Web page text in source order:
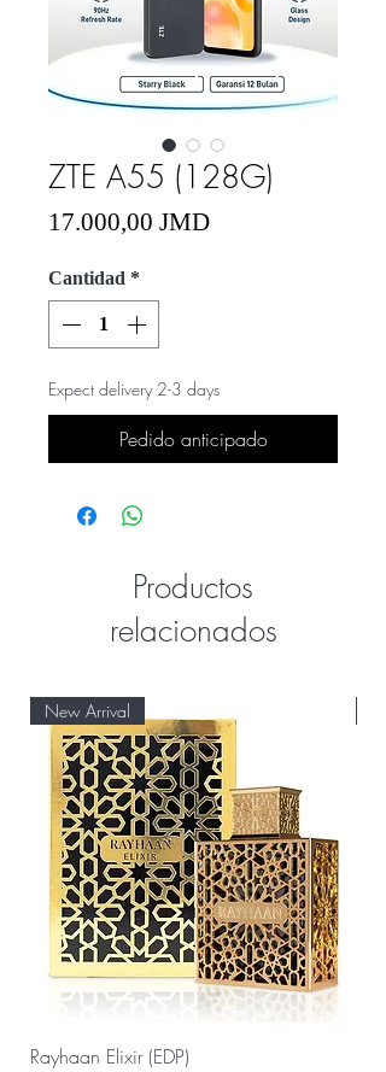
ZTE A55 (128G)
17.000,00 JMDPrecio
Cantidad *
Expect delivery 2-3 days
Pedido anticipado
Productos
relacionados
New Arrival
Rayhaan Elixir (EDP)